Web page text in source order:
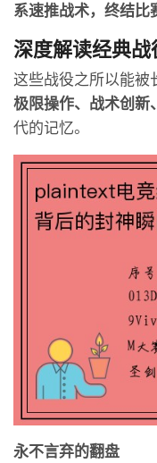
系速推战术，终结比
深度解读经典战
这些战役之所以能被
极限操作、战术创新
代的记忆。
永不言弃的翻盘